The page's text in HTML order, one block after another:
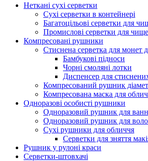
Неткані сухі серветки
Сухі серветки в контейнері
Багатоцільові серветки для
Промислові серветки для
Компресовані рушники
Стиснена серветка для монет
Бамбукові підноси
Чорні смоляні лотки
Диспенсер для
Компресований рушник
Компресована маска для
Одноразові особисті рушники
Одноразовий рушник для
Одноразовий рушник для
Сухі рушники для обличчя
Серветки для зняття
Рушник у рулоні краси
Серветки-штовхачі